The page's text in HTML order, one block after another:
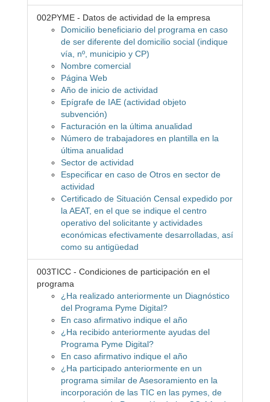
002PYME - Datos de actividad de la empresa
Domicilio beneficiario del programa en caso
de ser diferente del domicilio social (indique
vía, nº, municipio y CP)
Nombre comercial
Página Web
Año de inicio de actividad
Epígrafe de IAE (actividad objeto
subvención)
Facturación en la última anualidad
Número de trabajadores en plantilla en la
última anualidad
Sector de actividad
Especificar en caso de Otros en sector de
actividad
Certificado de Situación Censal expedido por
la AEAT, en el que se indique el centro
operativo del solicitante y actividades
económicas efectivamente desarrolladas, así
como su antigüedad
003TICC - Condiciones de participación en el
programa
¿Ha realizado anteriormente un Diagnóstico
del Programa Pyme Digital?
En caso afirmativo indique el año
¿Ha recibido anteriormente ayudas del
Programa Pyme Digital?
En caso afirmativo indique el año
¿Ha participado anteriormente en un
programa similar de Asesoramiento en la
incorporación de las TIC en las pymes, de